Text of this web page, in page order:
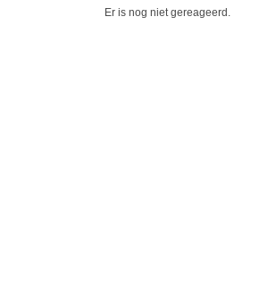
Er is nog niet gereageerd.